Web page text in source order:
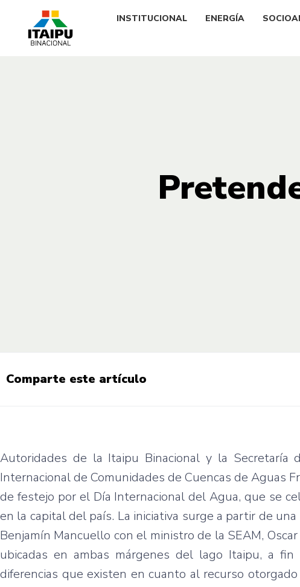
INSTITUCIONAL ENERGÍA
Comparte este artículo
Autoridades de la Itaipu Binacional y la Secretaría
Internacional de Comunidades de Cuencas de Aguas
de festejo por el Día Internacional del Agua, que se
en la capital del país. La iniciativa surge a partir de
Benjamín Mancuello con el ministro de la SEAM,
ubicadas en ambas márgenes del lago Itaipu, a
diferencias que existen en cuanto al recurso